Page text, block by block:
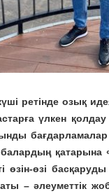
ретінде озық
үлкен
өзін-өзі
– әлеуметтік